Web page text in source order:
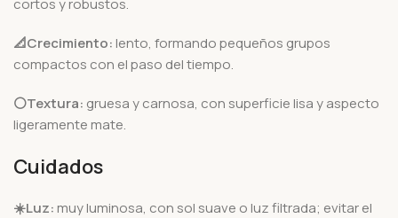
cortos y robustos.
📐Crecimiento: lento, formando pequeños grupos
compactos con el paso del tiempo.
⚪Textura: gruesa y carnosa, con superficie lisa y aspecto
ligeramente mate.
Cuidados
☀️Luz: muy luminosa, con sol suave o luz filtrada; evitar el